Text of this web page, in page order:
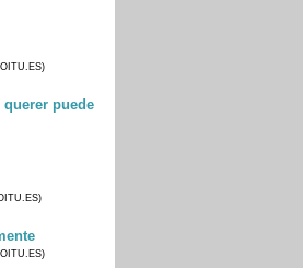
puede